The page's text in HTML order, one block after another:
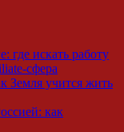
где искать работу
сфера
Земля учится жить
как